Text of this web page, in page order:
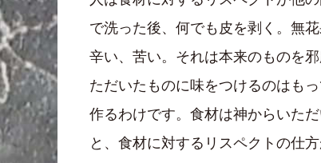
で洗った後、何でも皮を剥く。無
辛い、苦い。それは本来のものを
ただいたものに味をつけるのはも
作るわけです。食材は神からいた
と、食材に対するリスペクトの仕